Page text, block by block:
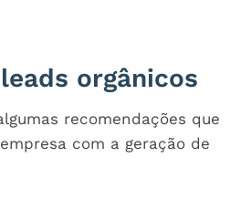
orgânicos
recomendações que
com a geração de